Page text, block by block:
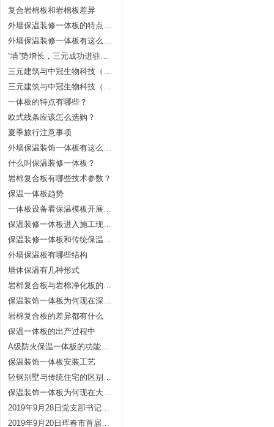
复合岩棉板和岩棉板差异
外墙保温装修一体板的特点有哪些？
外墙保温装修一体板有这么多优势
“墙”势增长，三元成功进驻长春昆山中学
三元建筑与中冠生物科技（珲春）有限公司项目成签订战略合作协议
三元建筑与中冠生物科技（珲春）有限公司项目成签订战略合作协议
一体板的特点有哪些？
欧式线条应该怎么选购？
夏季旅行注意事项
外墙保温装饰一体板有这么多优势
什么叫保温装修一体板？
岩棉复合板有哪些技术参数？
保温一体板趋势
一体板设备看保温模板开展前景
保温装修一体板进入施工现在要注意合理安放
保温装修一体板和传统保温体系具有的优势
外墙保温板有哪些结构
墙体保温有几种形式
岩棉复合板与岩棉净化板的有什么区别么？
保温装饰一体板为何现在深受喜欢？
岩棉复合板的差异都有什么
保温一体板的出产过程中
A级防火保温一体板的功能优势
保温装饰一体板安装工艺
轻钢别墅与传统住宅的区别在哪里
保温装饰一体板为何现在大家那么喜欢
2019年9月28日党支部书记王秀伟带领党员及积极分子慰问珲春消防指战员
2019年9月20日珲春市首届非公企业产品展销会